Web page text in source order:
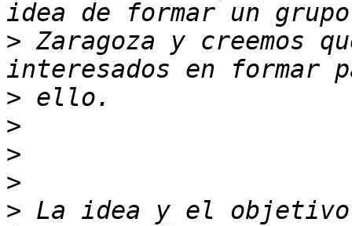
> Zaragoza y creemos
>
>
>
>
> La idea y el objetivo